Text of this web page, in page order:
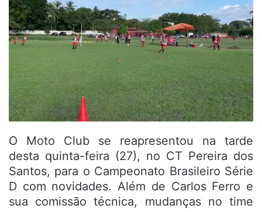
O Moto Club se reapresentou na tarde
desta quinta-feira (27), no CT Pereira dos
Santos, para o Campeonato Brasileiro Série
D com novidades. Além de Carlos Ferro e
sua comissão técnica, mudanças no time